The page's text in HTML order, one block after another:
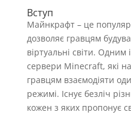
Вступ
Майнкрафт – це
дозволяє гравцям
віртуальні світи. Одним
сервери Minecraft, які
гравцям взаємодіяти
режимі. Існує безліч
кожен з яких пропонує